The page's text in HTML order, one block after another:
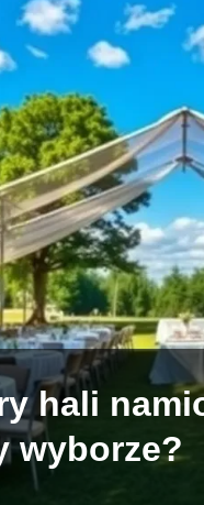
hali
wyborze?